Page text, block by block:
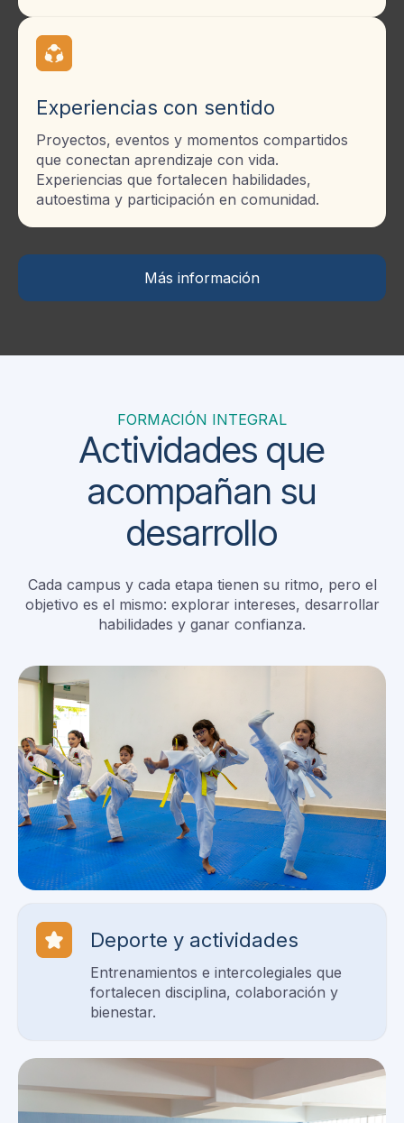
Experiencias con sentido
Proyectos, eventos y momentos compartidos
que conectan aprendizaje con vida.
Experiencias que fortalecen habilidades,
autoestima y participación en comunidad.
Más información
FORMACIÓN INTEGRAL
Actividades que
acompañan su
desarrollo
Cada campus y cada etapa tienen su ritmo, pero el
objetivo es el mismo: explorar intereses, desarrollar
habilidades y ganar confianza.
Deporte y actividades
Entrenamientos e intercolegiales que
fortalecen disciplina, colaboración y
bienestar.